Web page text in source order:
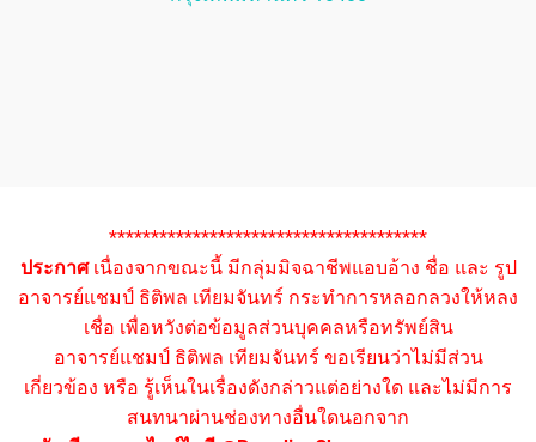
**************************************
ประกาศเนื่องจากขณะนี้ มีกลุ่มมิจฉาชีพแอบอ้าง ชื่อ และ รูป
อาจารย์แชมป์ ธิติพล เทียมจันทร์ กระทำการหลอกลวงให้หลง
เชื่อ เพื่อหวังต่อข้อมูลส่วนบุคคลหรือทรัพย์สิน
อาจารย์แชมป์ ธิติพล เทียมจันทร์ ขอเรียนว่าไม่มีส่วน
เกี่ยวข้อง หรือ รู้เห็นในเรื่องดังกล่าวแต่อย่างใด และไม่มีการ
สนทนาผ่านช่องทางอื่นใดนอกจาก